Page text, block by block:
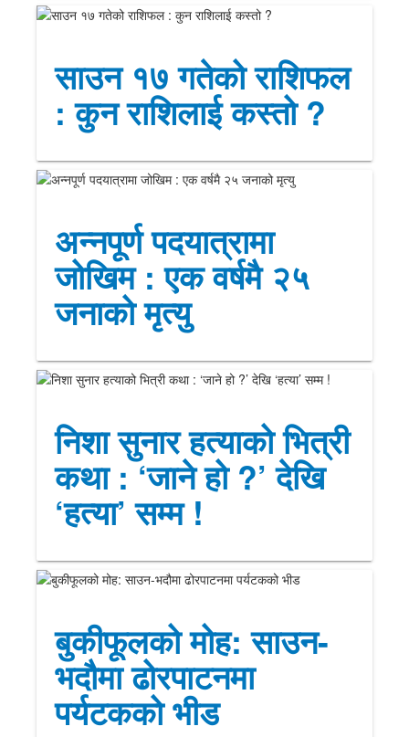
साउन १७ गतेको राशिफल
: कुन राशिलाई कस्तो ?
अन्नपूर्ण पदयात्रामा
जोखिम : एक वर्षमै २५
जनाको मृत्यु
निशा सुनार हत्याको भित्री
कथा : ‘जाने हो ?’ देखि
‘हत्या’ सम्म !
बुकीफूलको मोह: साउन-
भदौमा ढोरपाटनमा
पर्यटकको भीड